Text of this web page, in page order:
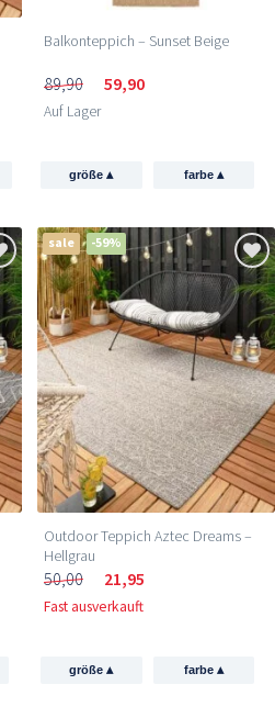
Balkonteppich – Sunset Beige
89,90 59,90
Auf Lager
größe▴ farbe ▴
sale -59%
Outdoor Teppich Aztec Dreams –
Hellgrau
50,00 21,95
Fast ausverkauft
größe▴ farbe ▴